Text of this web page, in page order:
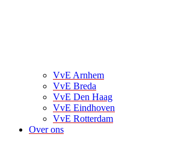
VvE Arnhem
VvE Breda
VvE Den Haag
VvE Eindhoven
VvE Rotterdam
Over ons